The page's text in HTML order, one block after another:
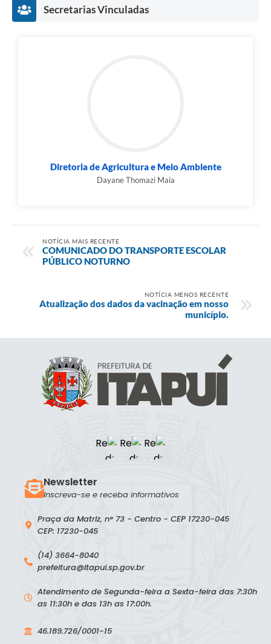
Secretarias Vinculadas
Diretoria de Agricultura e Meio Ambiente
Dayane Thomazi Maia
NOTÍCIA MAIS RECENTE
COMUNICADO DO TRANSPORTE ESCOLAR
PÚBLICO NOTURNO
NOTÍCIA MENOS RECENTE
Atualização dos dados da vacinação em nosso
município.
Praça da Matriz, n° 73 - Centro - CEP 17230-045
CEP: 17230-045
(14) 3664-8040
prefeitura@itapui.sp.gov.br
Atendimento de Segunda-feira a Sexta-feira das 7:30h
as 11:30h e das 13h as 17:00h.
46.189.726/0001-15
Newsletter
Inscreva-se e receba informativos